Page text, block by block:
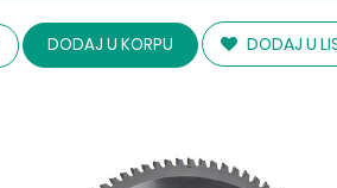
DODAJ U KORPU DODAJ U